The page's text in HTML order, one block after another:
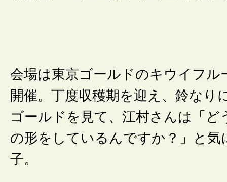
会場は東京ゴールドのキウイフル
開催。丁度収穫期を迎え、鈴なり
ゴールドを見て、江村さんは「ど
の形をしているんですか？」と気
子。